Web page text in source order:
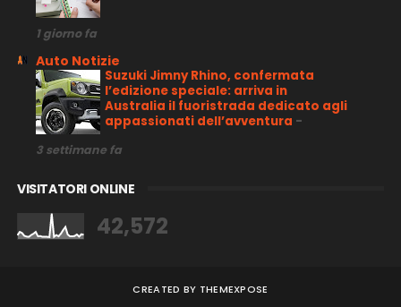
1 giorno fa
Auto Notizie
Suzuki Jimny Rhino, confermata
l’edizione speciale: arriva in
Australia il fuoristrada dedicato agli
appassionati dell’avventura -
3 settimane fa
VISITATORI ONLINE
42,572
CREATED BY THEMEXPOSE